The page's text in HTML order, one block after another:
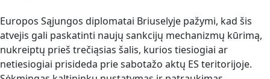
Europos Sąjungos diplomatai Briuselyje pažymi, kad šis
atvejis gali paskatinti naujų sankcijų mechanizmų kūrimą,
nukreiptų prieš trečiąsias šalis, kurios tiesiogiai ar
netiesiogiai prisideda prie sabotažo aktų ES teritorijoje.